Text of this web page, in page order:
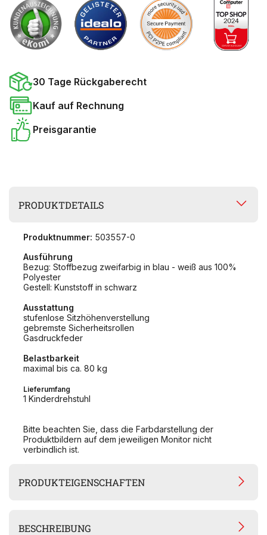
30 Tage Rückgaberecht
Kauf auf Rechnung
Preisgarantie
PRODUKTDETAILS
Produktnummer: 503557-0
Ausführung
Bezug: Stoffbezug zweifarbig in blau - weiß aus 100%
Polyester
Gestell: Kunststoff in schwarz
Ausstattung
stufenlose Sitzhöhenverstellung
gebremste Sicherheitsrollen
Gasdruckfeder
Belastbarkeit
maximal bis ca. 80 kg
Lieferumfang
1 Kinderdrehstuhl
Bitte beachten Sie, dass die Farbdarstellung der
Produktbildern auf dem jeweiligen Monitor nicht
verbindlich ist.
PRODUKTEIGENSCHAFTEN
BESCHREIBUNG